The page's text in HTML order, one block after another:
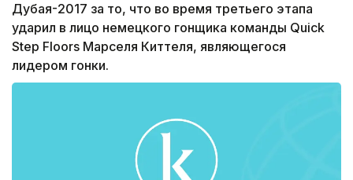
Дубая-2017 за то, что во время третьего этапа
ударил в лицо немецкого гонщика команды Quick
Step Floors Марселя Киттеля, являющегося
лидером гонки.